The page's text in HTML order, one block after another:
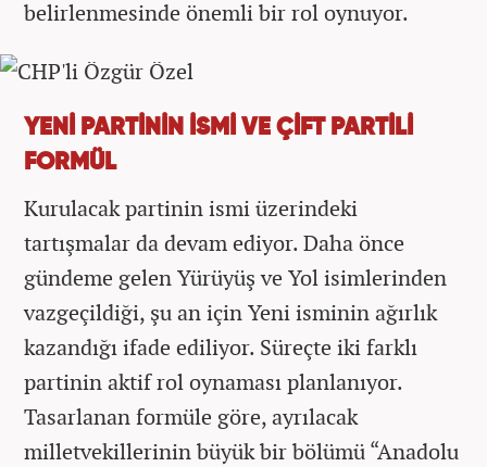
belirlenmesinde önemli bir rol oynuyor.
YENİ PARTİNİN İSMİ VE ÇİFT PARTİLİ
FORMÜL
Kurulacak partinin ismi üzerindeki
tartışmalar da devam ediyor. Daha önce
gündeme gelen Yürüyüş ve Yol isimlerinden
vazgeçildiği, şu an için Yeni isminin ağırlık
kazandığı ifade ediliyor. Süreçte iki farklı
partinin aktif rol oynaması planlanıyor.
Tasarlanan formüle göre, ayrılacak
milletvekillerinin büyük bir bölümü “Anadolu